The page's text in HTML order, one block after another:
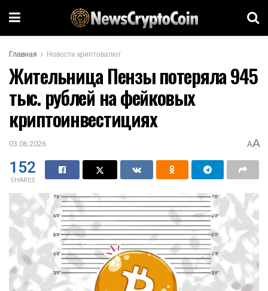
Главная Новости криптовалют
Жительница Пензы потеряла 945
тыс. рублей на фейковых
криптоинвестициях
03.06.2026 AA
152
SHARES